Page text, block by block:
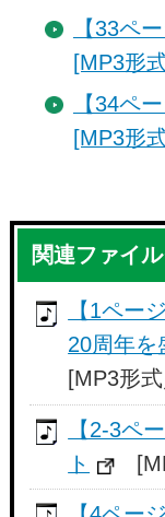
【33ペ
[MP3形
【34ペ
[MP3形
関連ファイ
【1ペー
20周年を
[MP3形
【2-3ペ
ト